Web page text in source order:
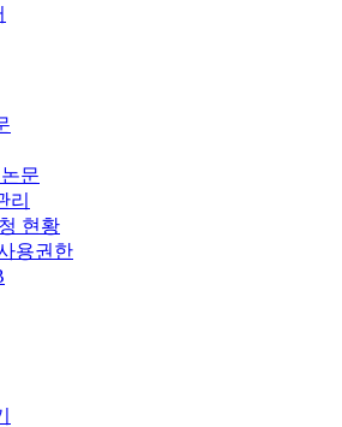
문
리
현황
용권한